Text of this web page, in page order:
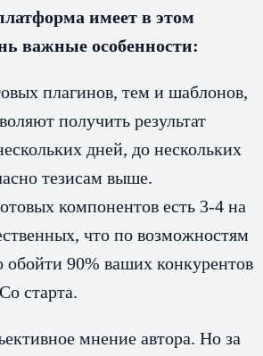
имеет в этом
важные особенности:
плагинов, тем и шаблонов,
получить результат
дней, до нескольких
тезисам выше.
компонентов есть 3-4 на
что по возможностям
обойти 90% ваших конкурентов
старта.
мнение автора. Но за